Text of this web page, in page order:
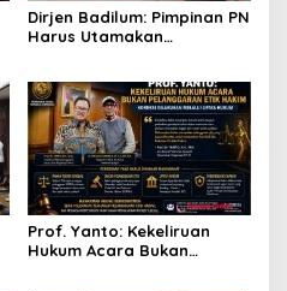
Dirjen Badilum: Pimpinan PN
Harus Utamakan
Prof. Yanto: Kekeliruan
Hukum Acara Bukan